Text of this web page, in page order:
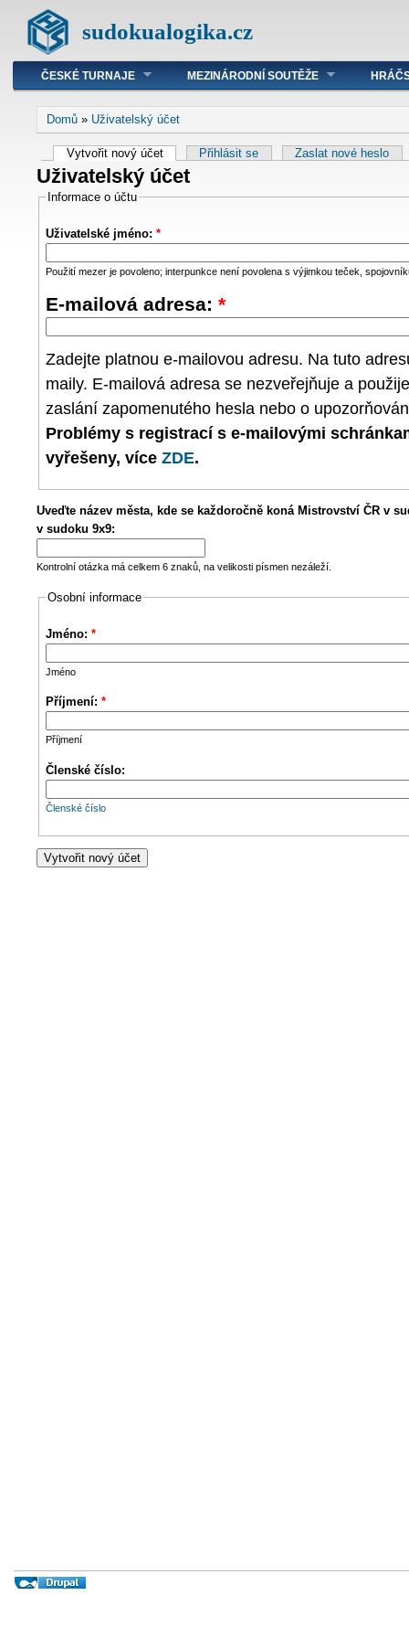
sudokualogika.cz
ČESKÉ TURNAJE MEZINÁRODNÍ SOUTĚŽE
Domů » Uživatelský účet
Vytvořit nový účet Přihlásit se Zaslat nové heslo
Uživatelský účet
Informace o účtu
Uživatelské jméno: *
Použití mezer je povoleno; interpunkce není povolena s výjimkou teček,
E-mailová adresa: *
Zadejte platnou e-mailovou adresu. Na tuto
maily. E-mailová adresa se nezveřejňuje a
zaslání zapomenutého hesla nebo o
Problémy s registrací s e-mailovými
vyřešeny, více ZDE.
Uveďte název města, kde se každoročně koná Mistrovství ČR v
v sudoku 9x9:
Kontrolní otázka má celkem 6 znaků, na velikosti písmen nezáleží.
Osobní informace
Jméno: *
Jméno
Příjmení: *
Příjmení
Členské číslo:
Členské číslo